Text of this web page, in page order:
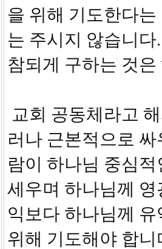
을 위해 기도한다
는 주시지 않습니
참되게 구하는 것
교회 공동체라고
러나 근본적으로
람이 하나님 중심
세우며 하나님께
익보다 하나님께
위해 기도해야 합